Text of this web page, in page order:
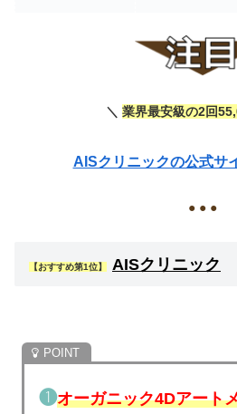
＼ 業界最安級の2回
AISクリニックの公式サ
● ● ●
【おすすめ第1位】 AISクリニック
❶オーガニック4Dアート